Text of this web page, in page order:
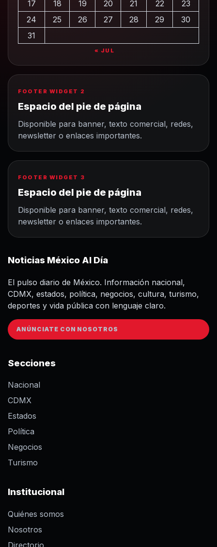
17
18 19 20 21 22
23
24
25 26 27 28 29
30
31
« JUL
FOOTER WIDGET 2
Espacio del pie de página
Disponible para banner, texto comercial, redes,
newsletter o enlaces importantes.
FOOTER WIDGET 3
Espacio del pie de página
Disponible para banner, texto comercial, redes,
newsletter o enlaces importantes.
Noticias México Al Día
El pulso diario de México. Información nacional,
CDMX, estados, política, negocios, cultura, turismo,
deportes y vida pública con lenguaje claro.
ANÚNCIATE CON NOSOTROS
Secciones
Nacional
CDMX
Estados
Política
Negocios
Turismo
Institucional
Quiénes somos
Nosotros